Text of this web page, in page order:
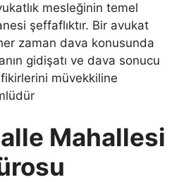
mesleğinin temel
şeffaflıktır. Bir avukat
zaman dava konusunda
gidişatı ve dava sonucu
müvekkiline
Mahallesi